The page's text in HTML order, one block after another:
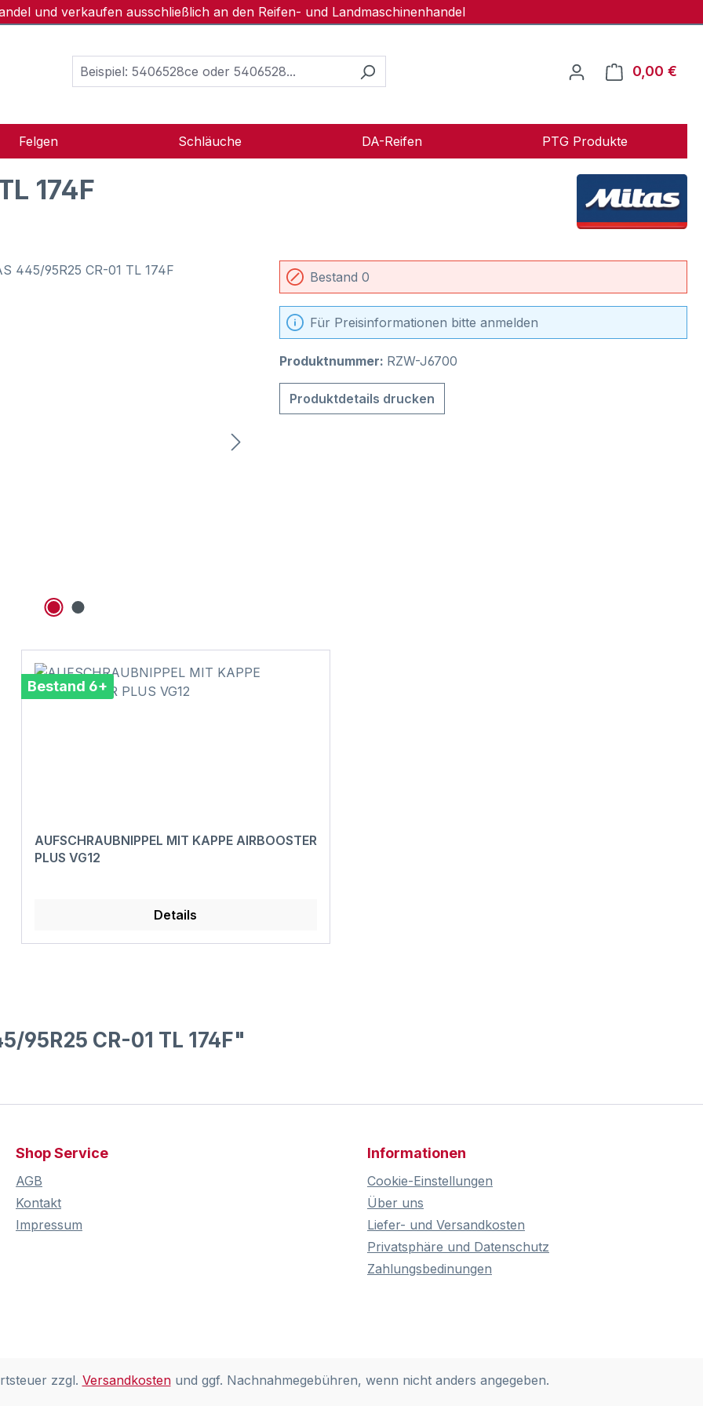
und verkaufen ausschließlich an den Reifen- und Landmaschinenhandel
0,00 €
Felgen Schläuche DA-Reifen PTG Produkte
174F
Bestand 0
Für Preisinformationen bitte anmelden
Produktnummer: RZW-J6700
Produktdetails drucken
Bestand 6+
AUFSCHRAUBNIPPEL MIT KAPPE AIRBOOSTER
PLUS VG12
Details
CR-01 TL 174F"
Shop Service
AGB
Kontakt
Impressum
Informationen
Cookie-Einstellungen
Über uns
Liefer- und Versandkosten
Privatsphäre und Datenschutz
Zahlungsbedinungen
zzgl. Versandkostenund ggf. Nachnahmegebühren, wenn nicht anders angegeben.